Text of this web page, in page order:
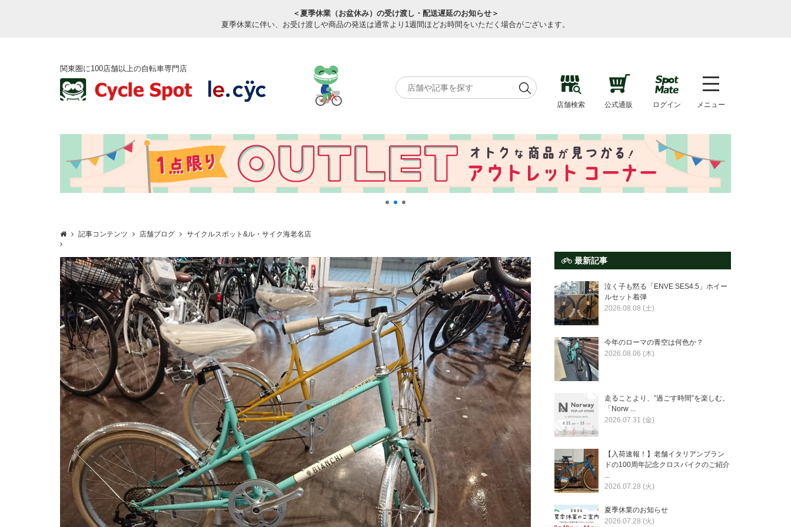
＜夏季休業（お盆休み）の受け渡し・配送遅延のお知らせ＞
夏季休業に伴い、お受け渡しや商品の発送は通常より1週間ほどお時間をいただく場合がございます。
関東圏に100店舗以上の自転車専門店
店舗検索 公式通販 ログイン メニュー
記事コンテンツ 店舗ブログ サイクルスポット&ル・サイク海老名店
最新記事
泣く子も黙る「ENVE SES4.5」ホイー
ルセット着弾
2026.08.08 (土)
今年のローマの青空は何色か？
2026.08.06 (木)
走ることより、”過ごす時間”を楽しむ。
「Norw ...
2026.07.31 (金)
【入荷速報！】老舗イタリアンブラン
ドの100周年記念クロスバイクのご紹介
...
2026.07.28 (火)
夏季休業のお知らせ
2026.07.28 (火)